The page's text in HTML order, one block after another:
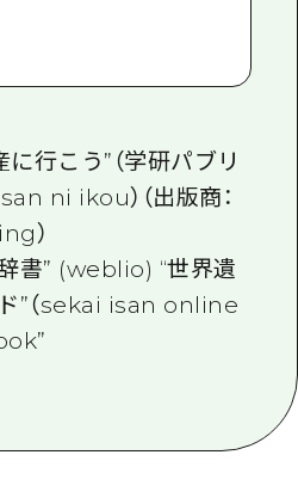
に行こう”（学研パブリ
ni ikou）（出版商：
）
書” (weblio) “世界遺
”（sekai isan online